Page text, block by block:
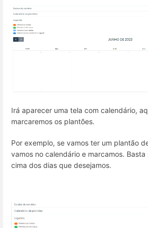
Irá aparecer uma tela com calendário,
marcaremos os plantões.
Por exemplo, se vamos ter um plantão
vamos no calendário e marcamos.
cima dos dias que desejamos.